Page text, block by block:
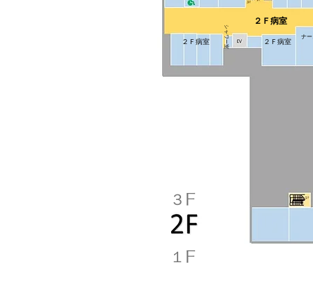
１F
３F
２Ｆ病室
２Ｆ病室 シャワー室 ナ
２Ｆ病室